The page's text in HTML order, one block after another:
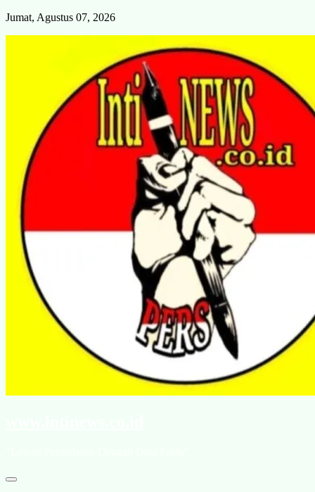
Skip
Jumat, Agustus 07, 2026